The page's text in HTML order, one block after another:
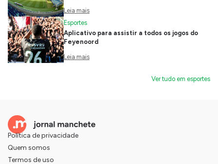
Leia mais
Esportes
Aplicativo para assistir a todos os jogos do
Feyenoord
Leia mais
Ver tudo em esportes
Política de privacidade
Quem somos
Termos de uso